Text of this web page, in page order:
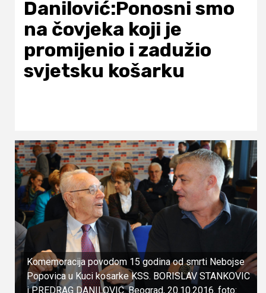
Danilović:Ponosni smo
na čovjeka koji je
promijenio i zadužio
svjetsku košarku
Komemoracija povodom 15 godina od smrti Nebojse
Popovica u Kuci kosarke KSS. BORISLAV STANKOVIC
i PREDRAG DANILOVIC. Beograd, 20.10.2016. foto: